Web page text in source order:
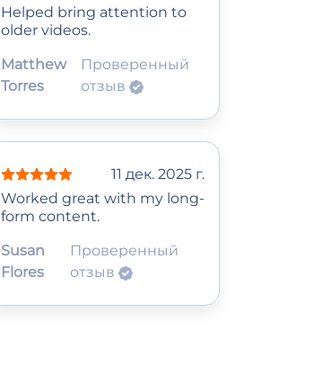
Helped bring attention to
older videos.
Matthew
Torres
Проверенный
отзыв
11 дек. 2025 г.
Worked great with my long-
form content.
Susan
Flores
Проверенный
отзыв